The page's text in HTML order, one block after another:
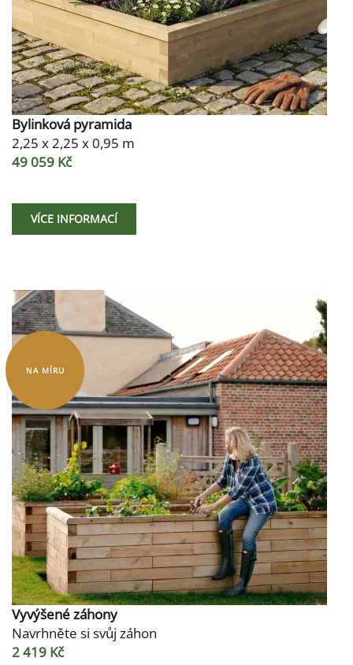
Bylinková pyramida
2,25 x 2,25 x 0,95 m
49 059 Kč
VÍCE INFORMACÍ
NA MÍRU
Vyvýšené záhony
Navrhněte si svůj záhon
2 419 Kč